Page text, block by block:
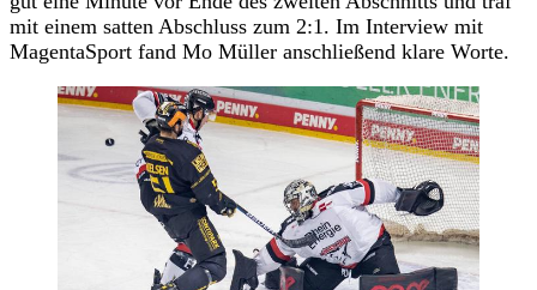
mit einem satten Abschluss zum 2:1. Im Interview mit
MagentaSport fand Mo Müller anschließend klare Worte.